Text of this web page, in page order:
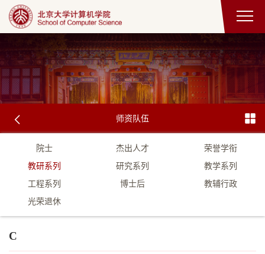
师资队伍
院士 杰出人才
荣誉学衔
教研系列
研究系列
教学系列
工程系列
博士后
教辅行政
光荣退休
C